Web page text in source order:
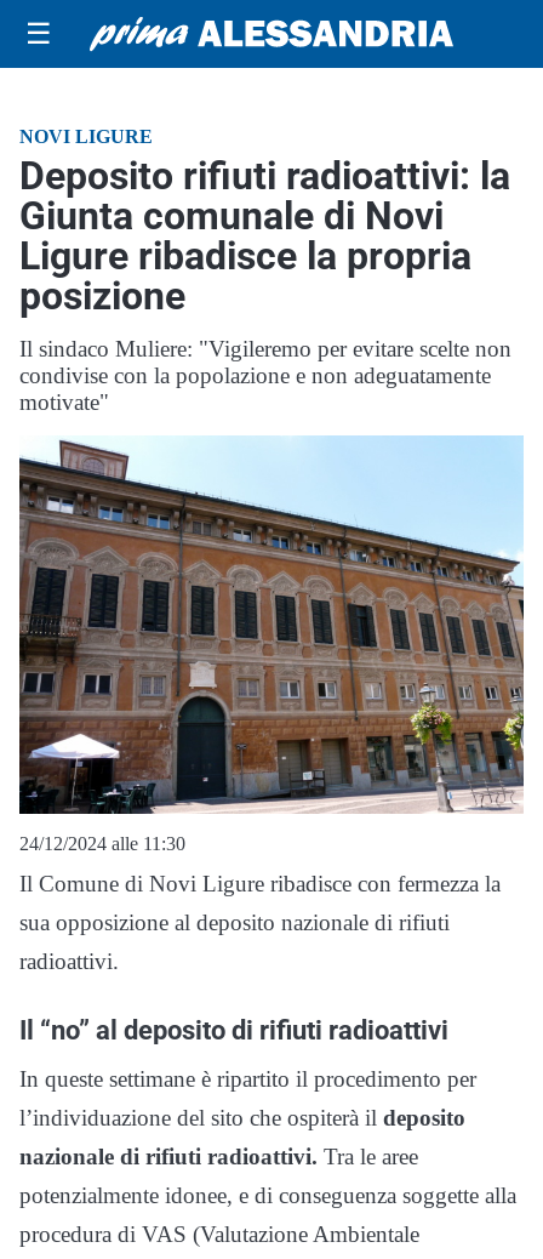
☰
NOVI LIGURE
Deposito rifiuti radioattivi: la
Giunta comunale di Novi
Ligure ribadisce la propria
posizione
Il sindaco Muliere: "Vigileremo per evitare scelte non
condivise con la popolazione e non adeguatamente
motivate"
24/12/2024 alle 11:30
Il Comune di Novi Ligure ribadisce con fermezza la
sua opposizione al deposito nazionale di rifiuti
radioattivi.
Il “no” al deposito di rifiuti radioattivi
In queste settimane è ripartito il procedimento per
l’individuazione del sito che ospiterà il deposito
nazionale di rifiuti radioattivi. Tra le aree
potenzialmente idonee, e di conseguenza soggette alla
procedura di VAS (Valutazione Ambientale